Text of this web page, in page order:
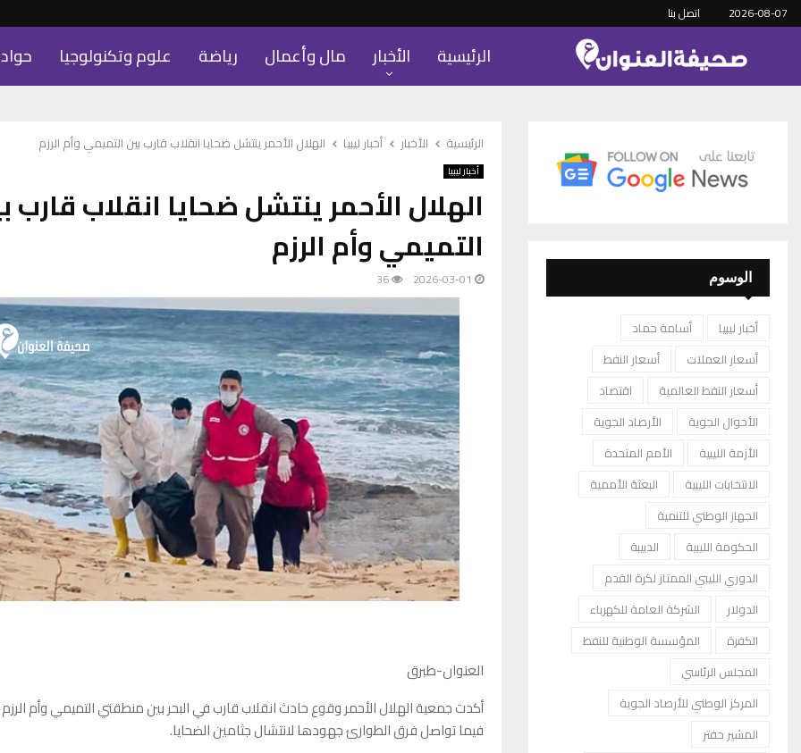
2026-08-07 اتصل بنا
الرئيسية الأخبار مال وأعمال رياضة علوم وتكنولوجيا
الرئيسية الأخبار أخبار ليبيا الهلال الأحمر ينتشل ضحايا انقلاب قارب بين التميمي وأم الرزم
أخبار ليبيا
الهلال الأحمر ينتشل ضحايا انقلاب قارب
التميمي وأم الرزم
2026-03-01
36
العنوان-طبرق
أكدت جمعية الهلال الأحمر وقوع حادث انقلاب قارب في البحر بين منطقتي التميمي وأم
فيما تواصل فرق الطوارئ جهودها لانتشال جثامين الضحايا.
الوسوم
أخبار ليبيا
أسامة حماد
أسعار العملات
أسعار النفط
أسعار النفط العالمية
اقتصاد
الأحوال الجوية
الأرصاد الجوية
الأزمة الليبية
الأمم المتحدة
الانتخابات الليبية
البعثة الأممية
الجهاز الوطني للتنمية
الحكومة الليبية
الدبيبة
الدوري الليبي الممتاز لكرة القدم
الدولار
الشركة العامة للكهرباء
الكفرة
المؤسسة الوطنية للنفط
المجلس الرئاسي
المركز الوطني للأرصاد الجوية
المشير حفتر